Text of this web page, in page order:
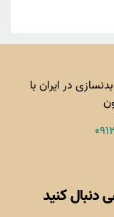
ایران با
کنید